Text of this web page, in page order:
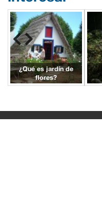
¿Qué es jardín de
flores?